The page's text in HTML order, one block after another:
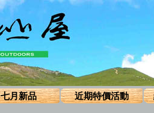
七月新品 近期特價活動